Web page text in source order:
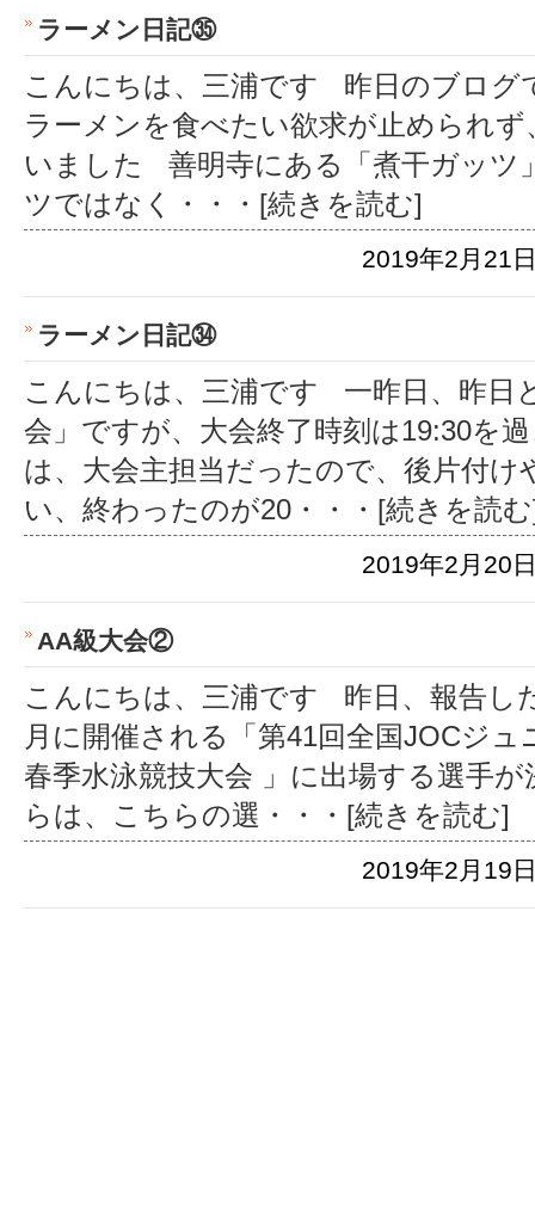
ラーメン日記㉟
こんにちは、三浦です 昨日のブログ
ラーメンを食べたい欲求が止められ
いました 善明寺にある「煮干ガッ
ツではなく
・・・[続きを読む]
2019年2月21
ラーメン日記㉞
こんにちは、三浦です 一昨日、昨日
会」ですが、大会終了時刻は19:30を
は、大会主担当だったので、後片付け
い、終わったのが20 ・・・[続きを読
2019年2月20
AA級大会②
こんにちは、三浦です 昨日、報告し
月に開催される「第41回全国JOCジ
春季水泳競技大会 」に出場する選手
らは、こちらの選 ・・・[続きを読む]
2019年2月19